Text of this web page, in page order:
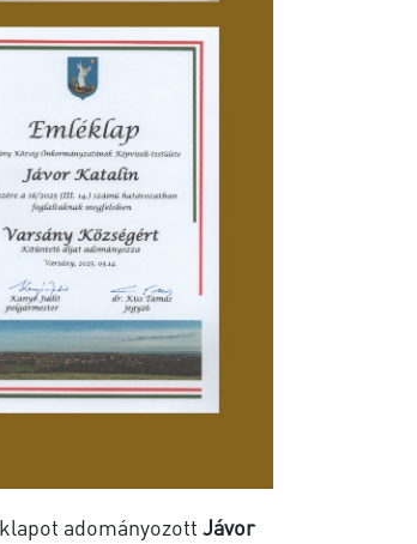
adományozott Jávor